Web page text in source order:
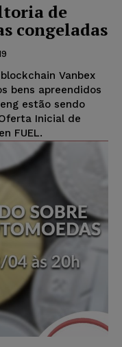
de
congeladas
Vanbex
bens apreendidos
estão sendo
Inicial de
FUEL.